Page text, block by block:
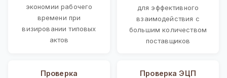
экономии рабочего
времени при
визировании типовых
актов
для эффективного
взаимодействия с
большим количеством
поставщиков
Проверка
Проверка ЭЦП